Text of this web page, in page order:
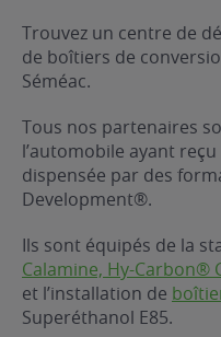
?
gratuit
du carburant avec
garagiste
Trouvez un centre de
de boîtiers de
Séméac.
Tous nos partenaires
l’automobile ayant
dispensée par des
Development®.
Ils sont équipés de la
Calamine, Hy-Carbon®
et l’installation de
Superéthanol E85.